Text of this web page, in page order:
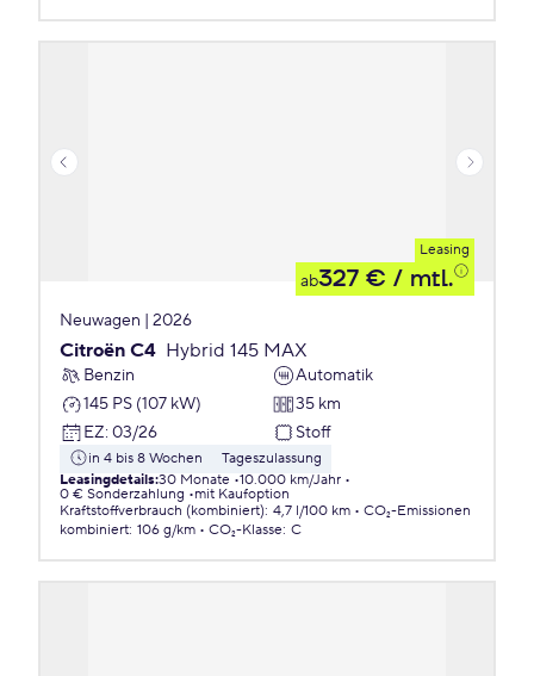
Leasing
ab327 € / mtl.
Neuwagen | 2026
Citroën C4 Hybrid 145 MAX
Benzin
Automatik
145 PS (107 kW)
35 km
EZ: 03/26 Stoff
in 4 bis 8 Wochen
Tageszulassung
Leasingdetails:30 Monate 10.000 km/Jahr
0 € Sonderzahlung
mit Kaufoption
Kraftstoffverbrauch (kombiniert): 4,7 l/100 km
CO₂-Emissionen
kombiniert: 106 g/km CO₂-Klasse: C